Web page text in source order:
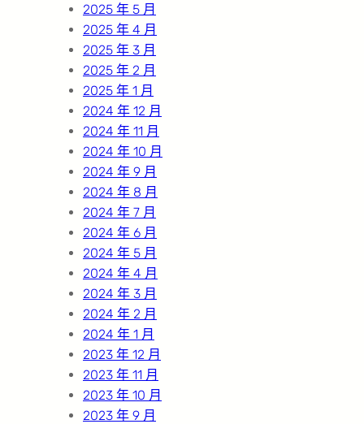
2025 年 5 月
2025 年 4 月
2025 年 3 月
2025 年 2 月
2025 年 1 月
2024 年 12 月
2024 年 11 月
2024 年 10 月
2024 年 9 月
2024 年 8 月
2024 年 7 月
2024 年 6 月
2024 年 5 月
2024 年 4 月
2024 年 3 月
2024 年 2 月
2024 年 1 月
2023 年 12 月
2023 年 11 月
2023 年 10 月
2023 年 9 月